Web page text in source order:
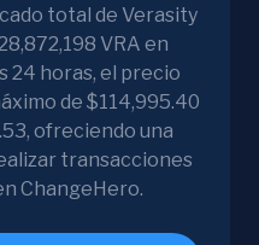
total de Verasity
VRA en
24 horas, el precio
de $114,995.40
ofreciendo una
transacciones
ChangeHero.